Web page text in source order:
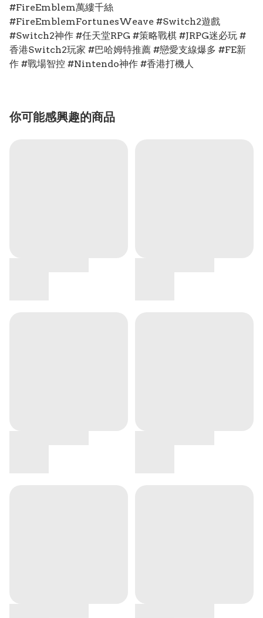
#FireEmblem萬縷千絲
#FireEmblemFortunesWeave #Switch2遊戲
#Switch2神作 #任天堂RPG #策略戰棋 #JRPG迷必玩 #
香港Switch2玩家 #巴哈姆特推薦 #戀愛支線爆多 #FE新
作 #戰場智控 #Nintendo神作 #香港打機人
你可能感興趣的商品